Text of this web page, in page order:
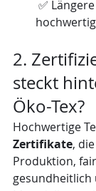
2.
steckt
Öko-Tex?
Hochwertige
Zertifikate,
Produktion,
gesundheitlich